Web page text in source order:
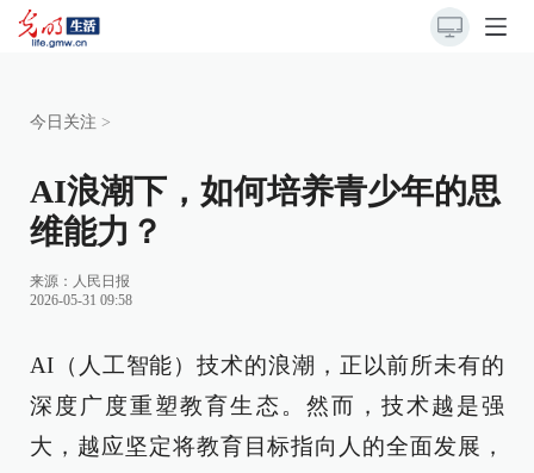
今日关注 >
AI浪潮下，如何培养青少年的思
维能力？
来源： 人民日报
2026-05-31 09:58
AI（人工智能）技术的浪潮，正以前所未有的
深度广度重塑教育生态。然而，技术越是强
大，越应坚定将教育目标指向人的全面发展，